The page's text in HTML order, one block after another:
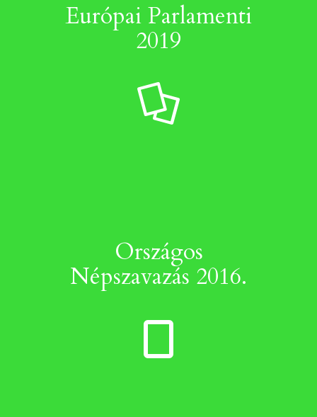
Európai Parlamenti
2019
Országos
Népszavazás 2016.